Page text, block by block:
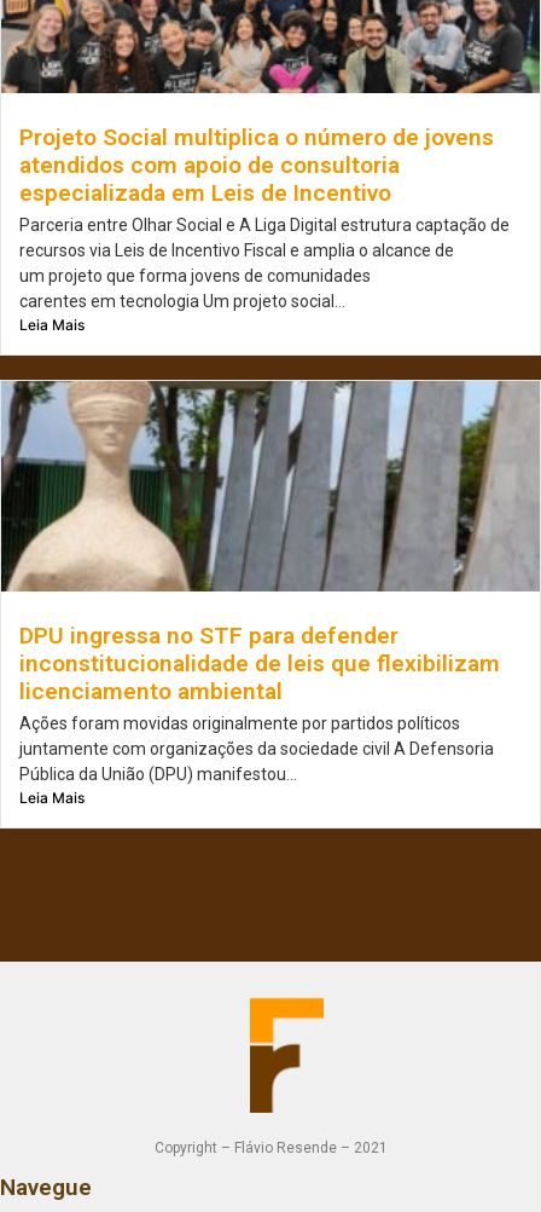
Projeto Social multiplica o número de jovens
atendidos com apoio de consultoria
especializada em Leis de Incentivo
Parceria entre Olhar Social e A Liga Digital estrutura captação de
recursos via Leis de Incentivo Fiscal e amplia o alcance de
um projeto que forma jovens de comunidades
carentes em tecnologia Um projeto social...
Leia Mais
DPU ingressa no STF para defender
inconstitucionalidade de leis que flexibilizam
licenciamento ambiental
Ações foram movidas originalmente por partidos políticos
juntamente com organizações da sociedade civil A Defensoria
Pública da União (DPU) manifestou...
Leia Mais
Copyright – Flávio Resende – 2021
Navegue